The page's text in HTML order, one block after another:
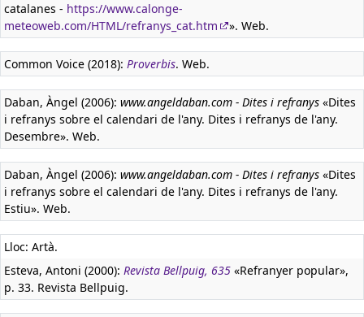
catalanes - https://www.calonge-
meteoweb.com/HTML/refranys_cat.htm
». Web.
Common Voice (2018): Proverbis. Web.
Daban, Àngel (2006): www.angeldaban.com - Dites i refranys «Dites
i refranys sobre el calendari de l'any. Dites i refranys de l'any.
Desembre». Web.
Daban, Àngel (2006): www.angeldaban.com - Dites i refranys «Dites
i refranys sobre el calendari de l'any. Dites i refranys de l'any.
Estiu». Web.
Lloc: Artà.
Esteva, Antoni (2000): Revista Bellpuig, 635 «Refranyer popular»,
p. 33. Revista Bellpuig.